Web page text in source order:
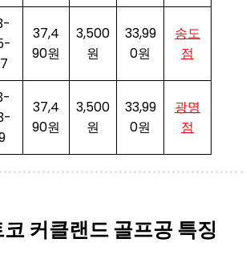
37,4
90원
3,500
원
33,99
0원
송도
점
37,4
90원
3,500
원
33,99
0원
광명
점
커클랜드 골프공 특징